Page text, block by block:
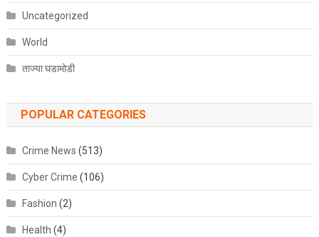
Uncategorized
World
ताज्या घडामोडी
POPULAR CATEGORIES
Crime News (513)
Cyber Crime (106)
Fashion (2)
Health (4)